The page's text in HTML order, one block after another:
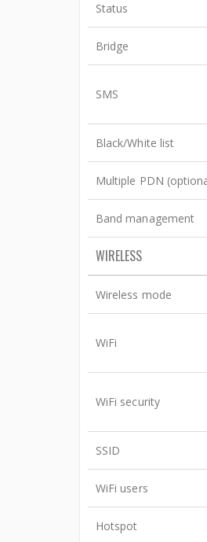
Status
Bridge
SMS
Black/White list
Multiple PDN
Band management
WIRELESS
Wireless mode
WiFi
WiFi security
SSID
WiFi users
Hotspot